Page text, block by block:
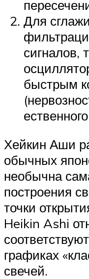
Для
сигналов,
быстрым
Хейкин Аши
обычных
необычна
построения
точки
Heikin Ashi
графиках
свечей.